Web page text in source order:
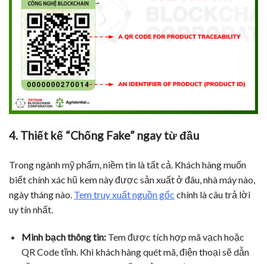
4. Thiết kế “Chống Fake” ngay từ đầu
Trong ngành mỹ phẩm, niềm tin là tất cả. Khách hàng muốn
biết chính xác hũ kem này được sản xuất ở đâu, nhà máy nào,
ngày tháng nào. Tem truy xuất nguồn gốc chính là câu trả lời
uy tín nhất.
Minh bạch thông tin:Tem được tích hợp mã vạch hoặc
QR Code tĩnh. Khi khách hàng quét mã, điện thoại sẽ dẫn